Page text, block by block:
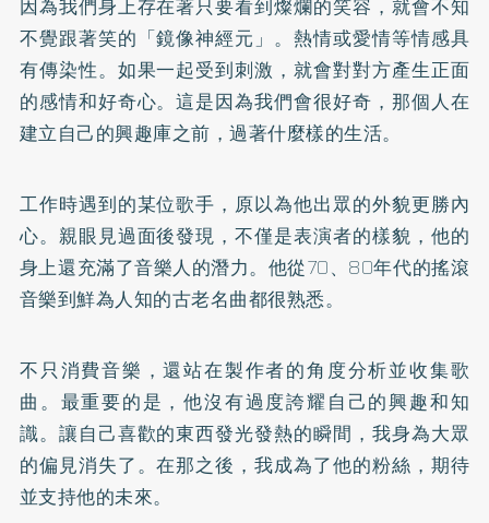
因為我們身上存在著只要看到燦爛的笑容，就會不知
不覺跟著笑的「鏡像神經元」。熱情或愛情等情感具
有傳染性。如果一起受到刺激，就會對對方產生正面
的感情和好奇心。這是因為我們會很好奇，那個人在
建立自己的興趣庫之前，過著什麼樣的生活。
工作時遇到的某位歌手，原以為他出眾的外貌更勝內
心。親眼見過面後發現，不僅是表演者的樣貌，他的
身上還充滿了音樂人的潛力。他從70、80年代的搖滾
音樂到鮮為人知的古老名曲都很熟悉。
不只消費音樂，還站在製作者的角度分析並收集歌
曲。最重要的是，他沒有過度誇耀自己的興趣和知
識。讓自己喜歡的東西發光發熱的瞬間，我身為大眾
的偏見消失了。在那之後，我成為了他的粉絲，期待
並支持他的未來。